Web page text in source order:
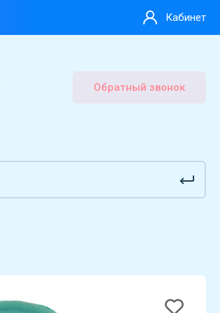
Кабинет
Обратный звонок